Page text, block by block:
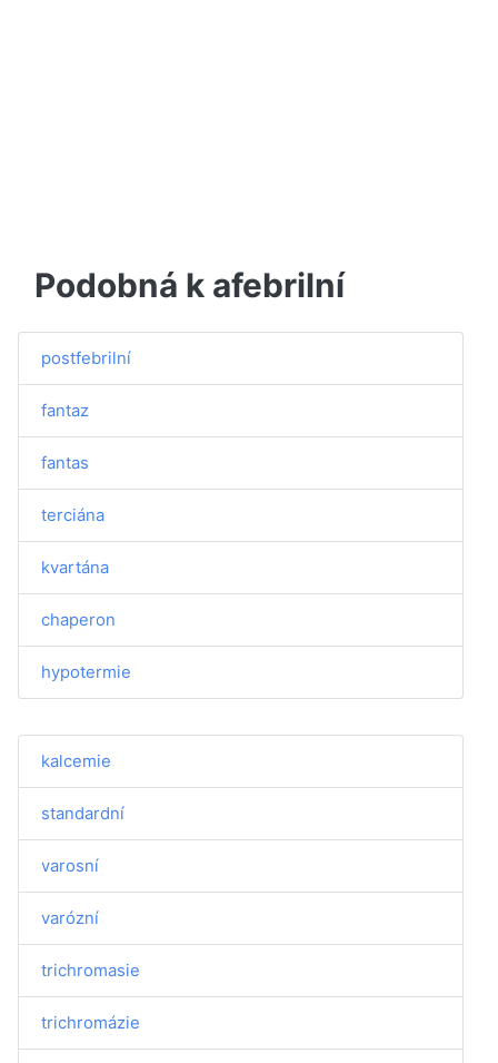
Podobná k afebrilní
postfebrilní
fantaz
fantas
terciána
kvartána
chaperon
hypotermie
kalcemie
standardní
varosní
varózní
trichromasie
trichromázie